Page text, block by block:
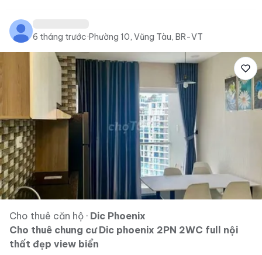
6 tháng trước·Phường 10, Vũng Tàu, BR-VT
Cho thuê căn hộ · Dic Phoenix
Cho thuê chung cư Dic phoenix 2PN 2WC full nội
thất đẹp view biển